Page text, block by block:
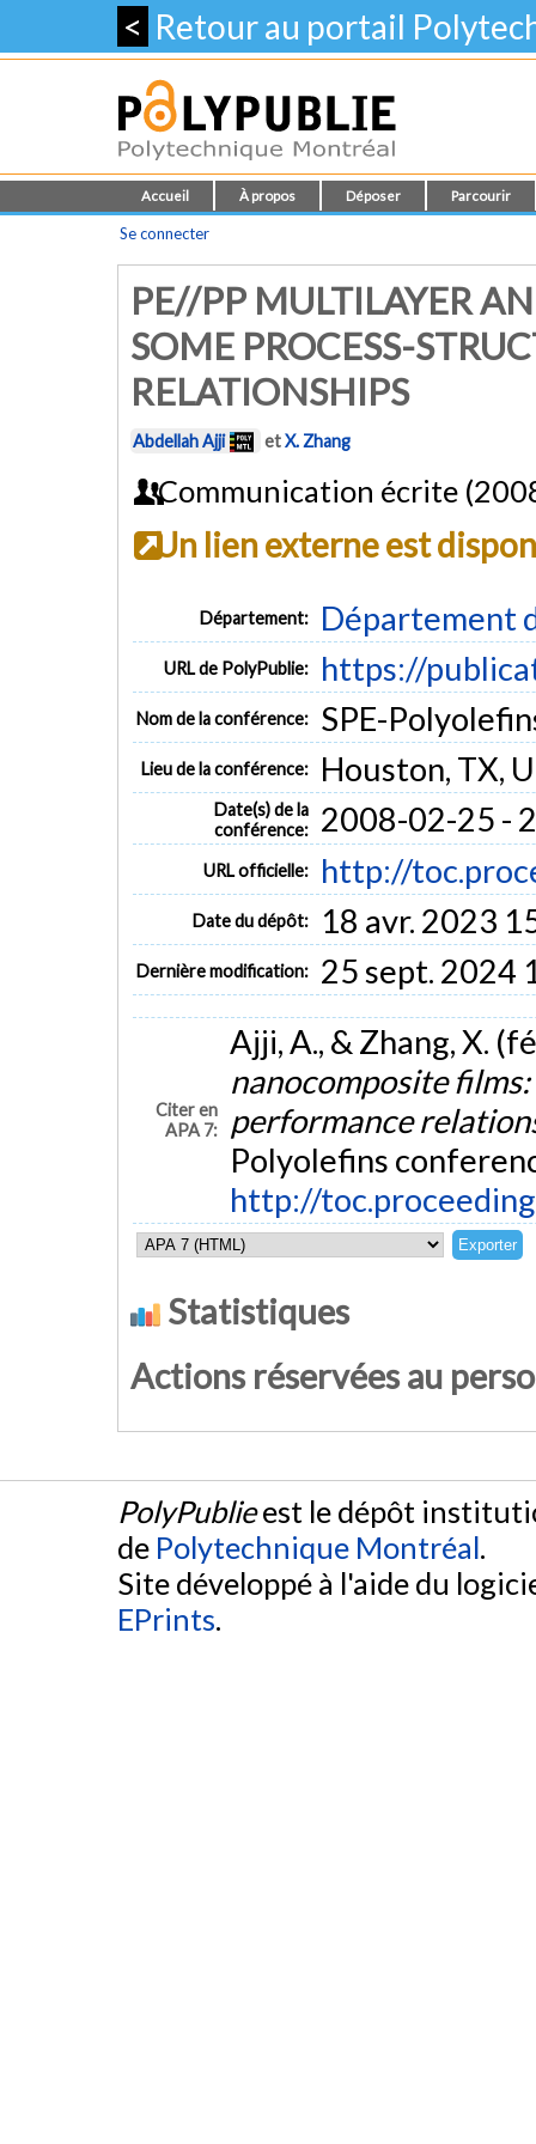
< Retour au portail
Accueil À propos Déposer Parcourir
Se connecter
PE//PP MULTILAYER
SOME PROCESS-
RELATIONSHIPS
Abdellah Ajji etX. Zhang
Communication écrite
Un lien externe est
Département: Département
URL de PolyPublie: https://
Nom de la conférence: SPE-
Lieu de la conférence: Houston, TX,
Date(s) de la
conférence:
2008-02-25 -
URL officielle: http://
Date du dépôt: 18 avr. 2023
Dernière modification: 25 sept. 2024
Citer en
APA 7:
Ajji, A., & Zhang, X.
nanocomposite
performance
Polyolefins
http://
Statistiques
Actions réservées au
PolyPublieest le dépôt
de Polytechnique Montréal.
Site développé à l'aide du
EPrints.